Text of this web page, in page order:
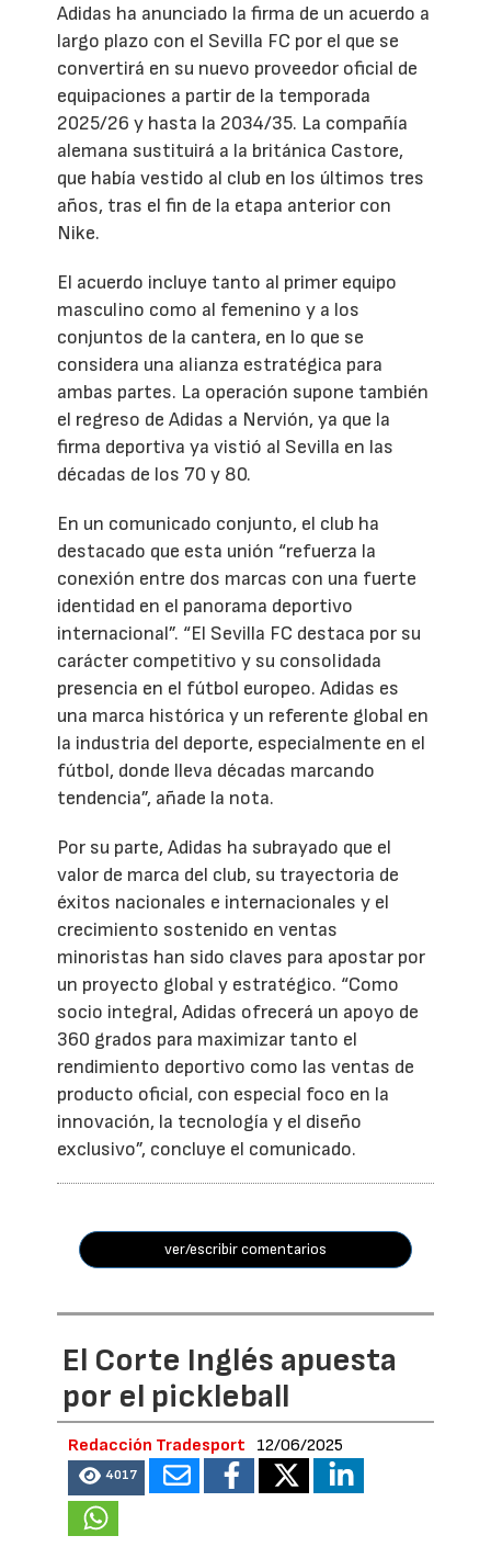
Adidas ha anunciado la firma de un acuerdo a
largo plazo con el Sevilla FC por el que se
convertirá en su nuevo proveedor oficial de
equipaciones a partir de la temporada
2025/26 y hasta la 2034/35. La compañía
alemana sustituirá a la británica Castore,
que había vestido al club en los últimos tres
años, tras el fin de la etapa anterior con
Nike.
El acuerdo incluye tanto al primer equipo
masculino como al femenino y a los
conjuntos de la cantera, en lo que se
considera una alianza estratégica para
ambas partes. La operación supone también
el regreso de Adidas a Nervión, ya que la
firma deportiva ya vistió al Sevilla en las
décadas de los 70 y 80.
En un comunicado conjunto, el club ha
destacado que esta unión “refuerza la
conexión entre dos marcas con una fuerte
identidad en el panorama deportivo
internacional”. “El Sevilla FC destaca por su
carácter competitivo y su consolidada
presencia en el fútbol europeo. Adidas es
una marca histórica y un referente global en
la industria del deporte, especialmente en el
fútbol, donde lleva décadas marcando
tendencia”, añade la nota.
Por su parte, Adidas ha subrayado que el
valor de marca del club, su trayectoria de
éxitos nacionales e internacionales y el
crecimiento sostenido en ventas
minoristas han sido claves para apostar por
un proyecto global y estratégico. “Como
socio integral, Adidas ofrecerá un apoyo de
360 grados para maximizar tanto el
rendimiento deportivo como las ventas de
producto oficial, con especial foco en la
innovación, la tecnología y el diseño
exclusivo”, concluye el comunicado.
ver/escribir comentarios
El Corte Inglés apuesta
por el pickleball
Redacción Tradesport 12/06/2025
4017